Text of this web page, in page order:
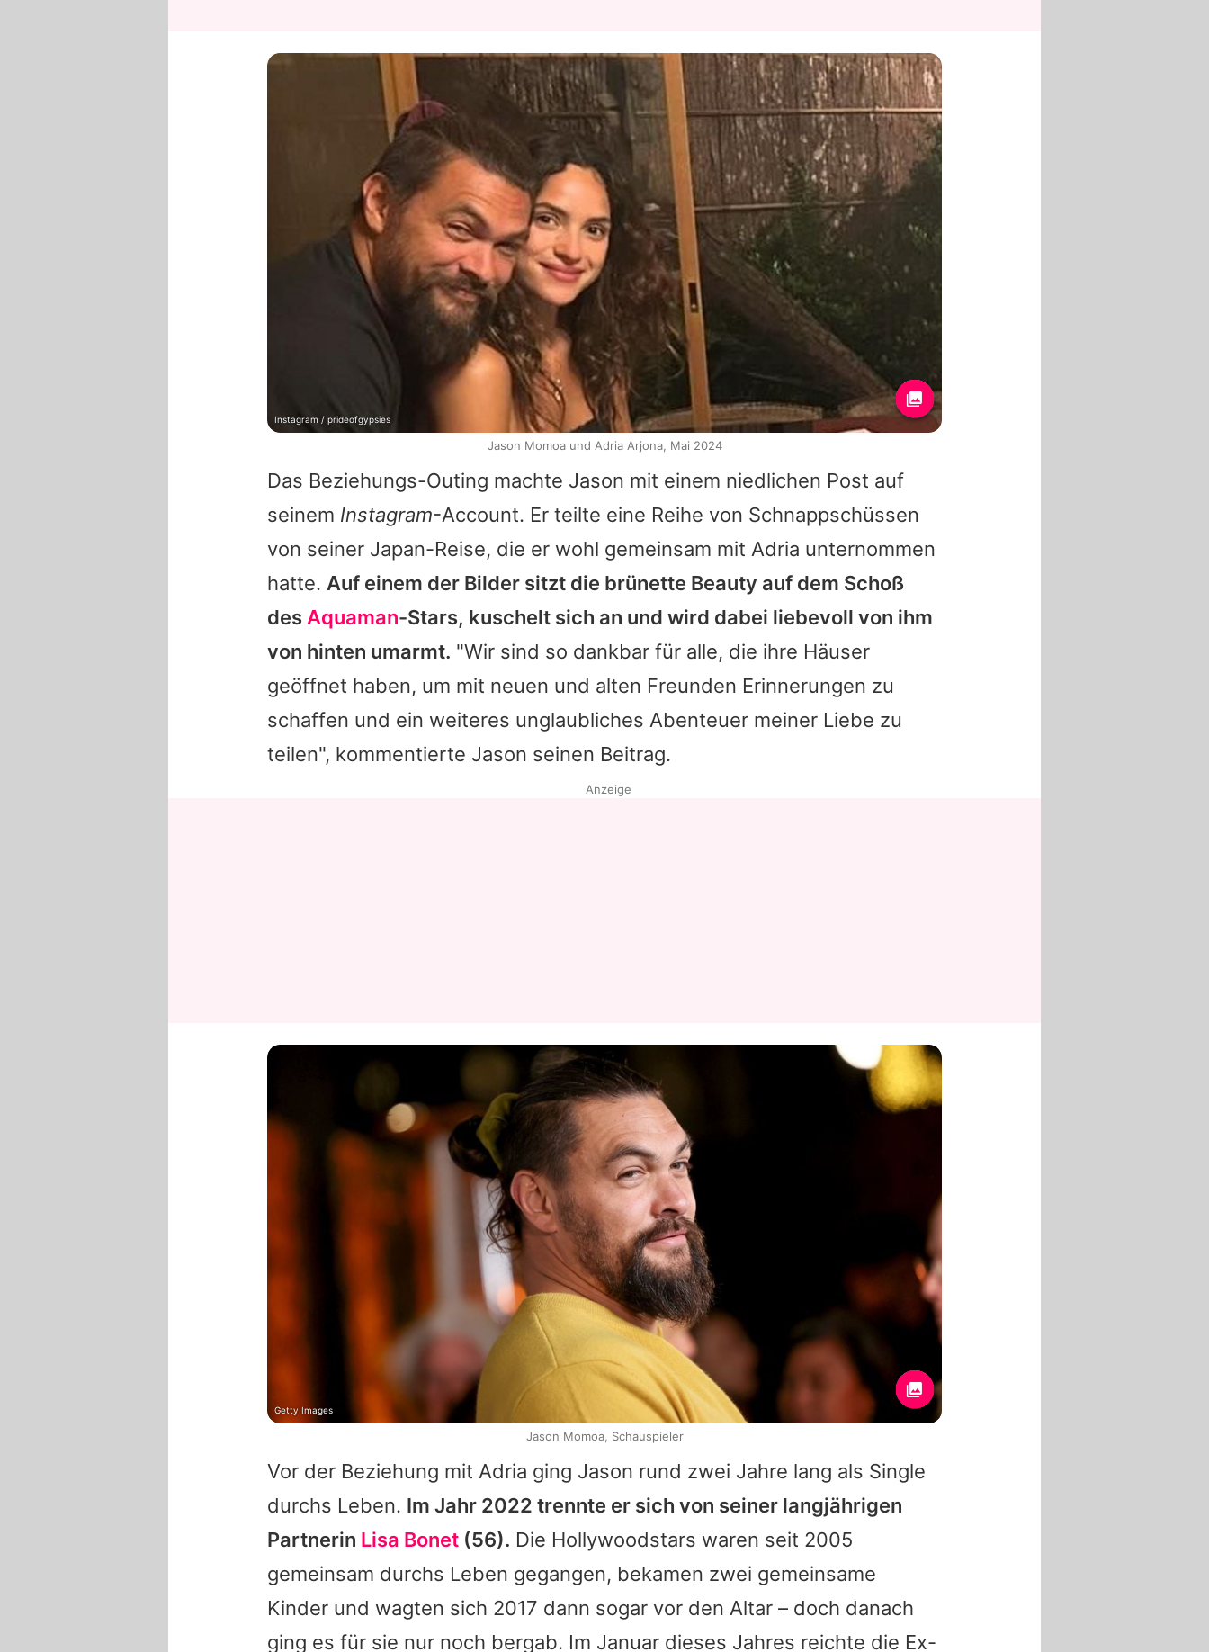
Das Beziehungs-Outing machte Jason mit einem niedlichen Post auf
seinem Instagram-Account. Er teilte eine Reihe von Schnappschüssen
von seiner Japan-Reise, die er wohl gemeinsam mit Adria unternommen
hatte. Auf einem der Bilder sitzt die brünette Beauty auf dem Schoß
des Aquaman-Stars, kuschelt sich an und wird dabei liebevoll von ihm
von hinten umarmt. "Wir sind so dankbar für alle, die ihre Häuser
geöffnet haben, um mit neuen und alten Freunden Erinnerungen zu
schaffen und ein weiteres unglaubliches Abenteuer meiner Liebe zu
teilen", kommentierte Jason seinen Beitrag.
Vor der Beziehung mit Adria ging Jason rund zwei Jahre lang als Single
durchs Leben. Im Jahr 2022 trennte er sich von seiner langjährigen
Partnerin Lisa Bonet (56). Die Hollywoodstars waren seit 2005
gemeinsam durchs Leben gegangen, bekamen zwei gemeinsame
Kinder und wagten sich 2017 dann sogar vor den Altar – doch danach
ging es für sie nur noch bergab. Im Januar dieses Jahres reichte die Ex-
Instagram / prideofgypsies
Jason Momoa und Adria Arjona, Mai 2024
Anzeige
Getty Images
Jason Momoa, Schauspieler